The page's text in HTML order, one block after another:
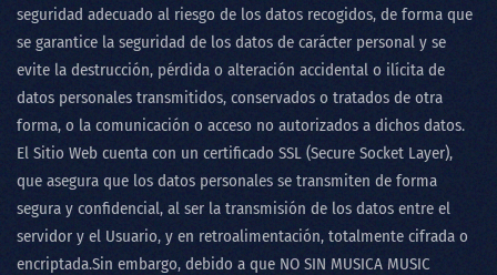
seguridad adecuado al riesgo de los datos recogidos, de forma que
se garantice la seguridad de los datos de carácter personal y se
evite la destrucción, pérdida o alteración accidental o ilícita de
datos personales transmitidos, conservados o tratados de otra
forma, o la comunicación o acceso no autorizados a dichos datos.
El Sitio Web cuenta con un certificado SSL (Secure Socket Layer),
que asegura que los datos personales se transmiten de forma
segura y confidencial, al ser la transmisión de los datos entre el
servidor y el Usuario, y en retroalimentación, totalmente cifrada o
encriptada.Sin embargo, debido a que NO SIN MUSICA MUSIC